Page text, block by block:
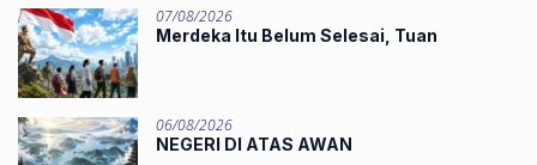
07/08/2026
Merdeka Itu Belum Selesai, Tuan
06/08/2026
NEGERI DI ATAS AWAN